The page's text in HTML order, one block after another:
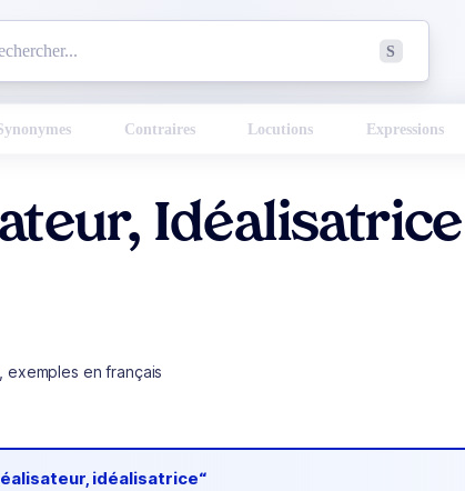
S
Contraires Locutions Expressions
Idéalisatrice
exemples en français
idéalisatrice“